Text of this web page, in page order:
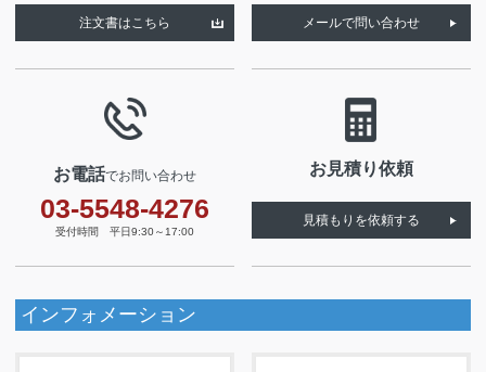
注文書はこちら メールで問い合わせ
お電話でお問い合わせ
03-5548-4276
受付時間 平日9:30～17:00
お見積り依頼
見積もりを依頼する
インフォメーション